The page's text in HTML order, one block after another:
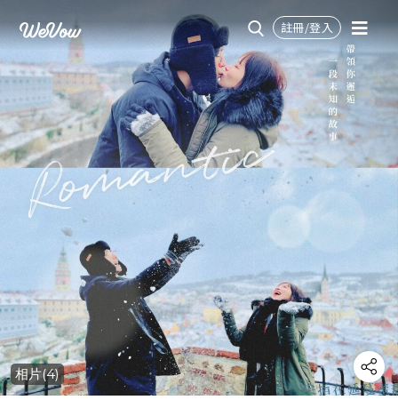
註冊/登入
相片(4)